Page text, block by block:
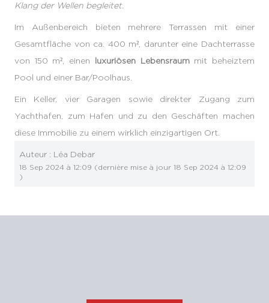
Klang der Wellen begleitet.
Im Außenbereich bieten mehrere Terrassen mit einer
Gesamtfläche von ca. 400 m², darunter eine Dachterrasse
von 150 m², einen luxuriösen Lebensraummit beheiztem
Pool und einer Bar/Poolhaus.
Ein Keller, vier Garagen sowie direkter Zugang zum
Yachthafen, zum Hafen und zu den Geschäften machen
diese Immobilie zu einem wirklich einzigartigen Ort.
Auteur : Léa Debar
18 Sep 2024 à 12:09 (dernière mise à jour 18 Sep 2024 à 12:09
)